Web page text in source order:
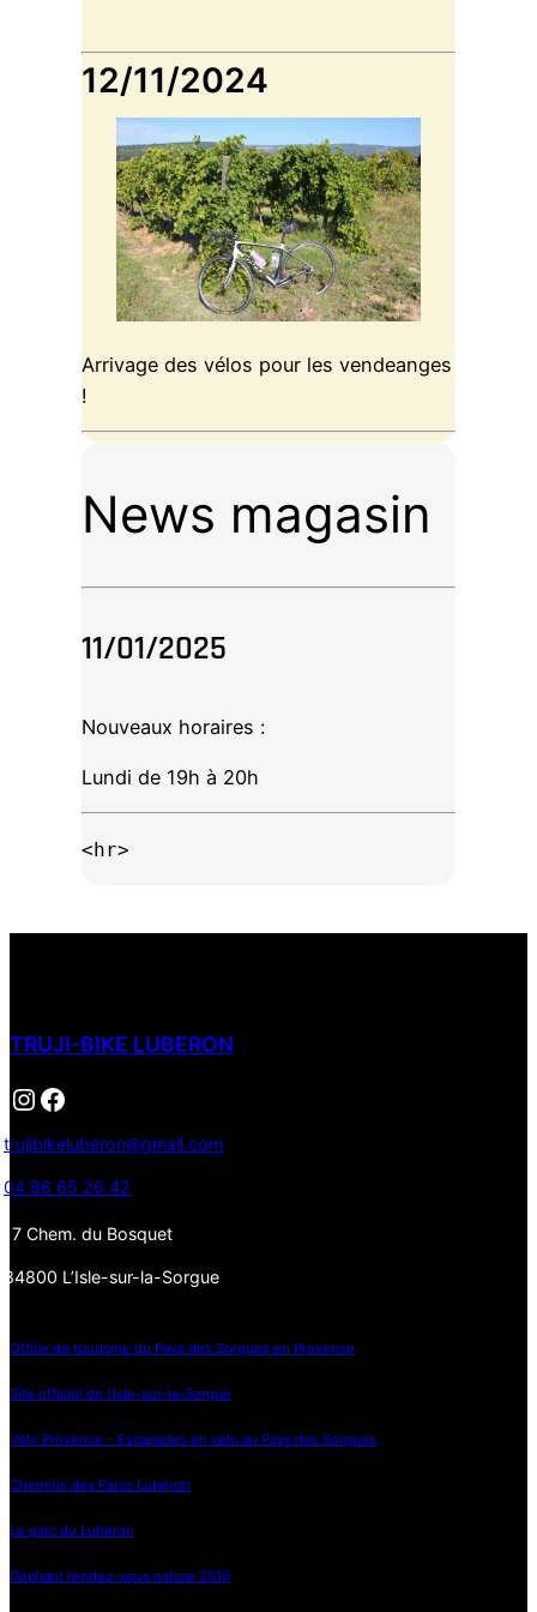
12/11/2024
Arrivage des vélos pour les vendeanges
!
News magasin
11/01/2025
Nouveaux horaires :
Lundi de 19h à 20h
<hr>
TRUJI-BIKE LUBERON
Instagram Facebook
trujibikeluberon@gmail.com
04 86 65 26 42
17 Chem. du Bosquet
84800 L’Isle-sur-la-Sorgue
Office de tourisme du Pays des Sorgues en Provence
Site officiel de l’Isle-sur-la-Sorgue
Vélo Provence – Escapades en vélo au Pays des Sorgues
Chemins des Parcs Luberon
Le parc du Luberon
Dépliant rendez-vous nature 2016